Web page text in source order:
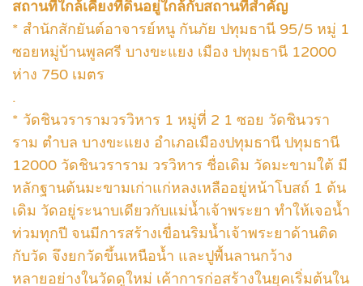
สถานที่ใกล้เคียงที่ดินอยู่ใกล้กับสถานที่สำคัญ
* สำนักสักยันต์อาจารย์หนู กันภัย ปทุมธานี 95/5 หมู่ 1
ซอยหมู่บ้านพูลศรี บางขะแยง เมือง ปทุมธานี 12000
ห่าง 750 เมตร
.
* วัดชินวรารามวรวิหาร 1 หมู่ที่ 2 1 ซอย วัดชินวรา
ราม ตำบล บางขะแยง อำเภอเมืองปทุมธานี ปทุมธานี
12000 วัดชินวราราม วรวิหาร ชื่อเดิม วัดมะขามใต้ มี
หลักฐานต้นมะขามเก่าแก่หลงเหลืออยู่หน้าโบสถ์ 1 ต้น
เดิม วัดอยู่ระนาบเดียวกับแม่น้ำเจ้าพระยา ทำให้เจอน้ำ
ท่วมทุกปี จนมีการสร้างเขื่อนริมน้ำเจ้าพระยาด้านติด
กับวัด จึงยกวัดขึ้นเหนือน้ำ และปูพื้นลานกว้าง
หลายอย่างในวัดดูใหม่ เค้าการก่อสร้างในยุคเริ่มต้นใน